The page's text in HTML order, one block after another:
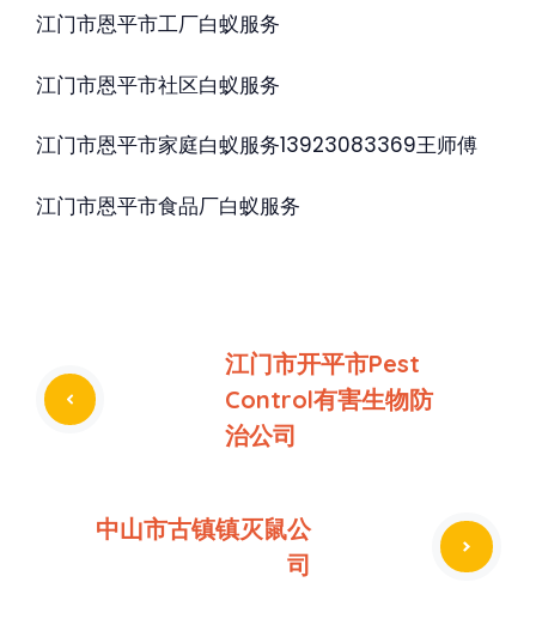
江门市恩平市工厂白蚁服务
江门市恩平市社区白蚁服务
江门市恩平市家庭白蚁服务13923083369王师傅
江门市恩平市食品厂白蚁服务
江门市开平市Pest
Control有害生物防
治公司
中山市古镇镇灭鼠公
司